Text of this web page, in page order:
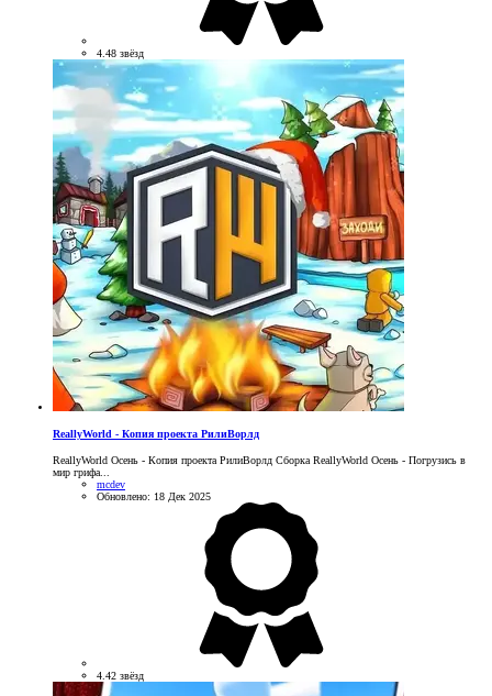
4.48 звёзд
ReallyWorld - Копия проекта РилиВорлд
ReallyWorld Осень - Копия проекта РилиВорлд Сборка ReallyWorld Осень - Погрузись в
мир грифа...
mcdev
Обновлено: 18 Дек 2025
4.42 звёзд